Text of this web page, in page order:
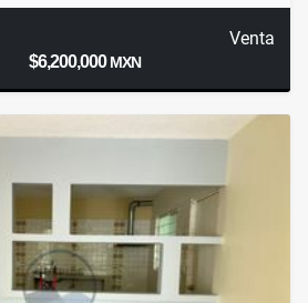
Venta
$6,200,000MXN